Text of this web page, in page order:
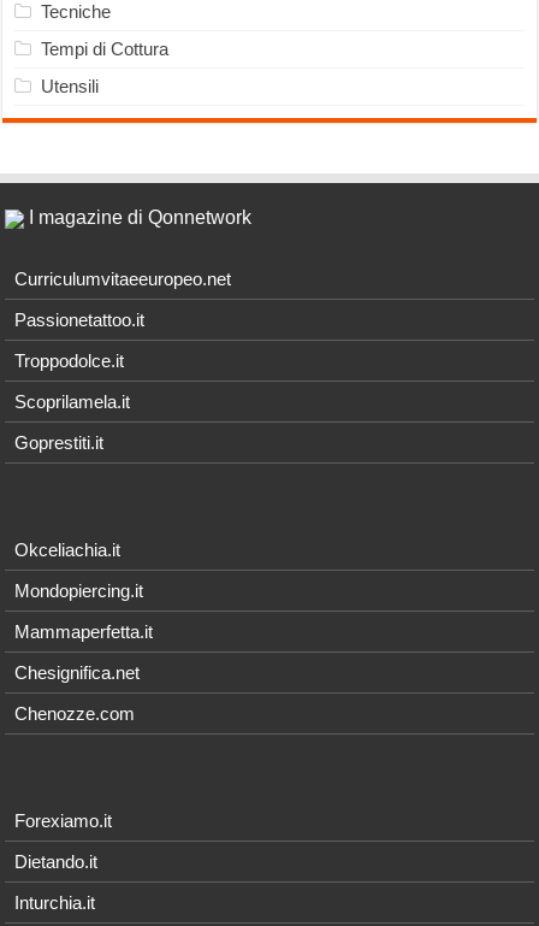
Tecniche
Tempi di Cottura
Utensili
I magazine di Qonnetwork
Curriculumvitaeeuropeo.net
Passionetattoo.it
Troppodolce.it
Scoprilamela.it
Goprestiti.it
Okceliachia.it
Mondopiercing.it
Mammaperfetta.it
Chesignifica.net
Chenozze.com
Forexiamo.it
Dietando.it
Inturchia.it